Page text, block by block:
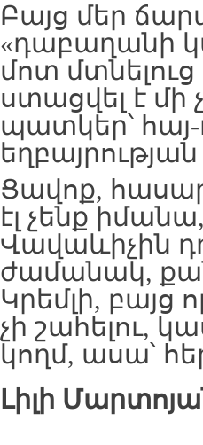
Բայց մեր
«դաբաղանի
մոտ
ստացվել է
պատկեր՝
Ցավոք,
էլ չենք
Վավաևիչին
ժամանակ,
Կրեմլի, բայց
չի շահելու,
կողմ, ասա՝
Լիլի